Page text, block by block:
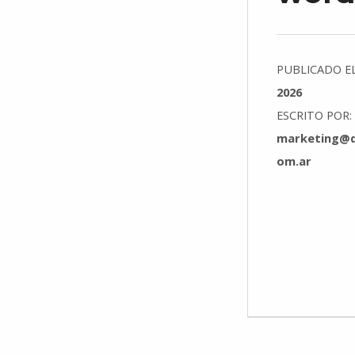
PUBLICADO
2026
ESCRITO POR:
om.ar